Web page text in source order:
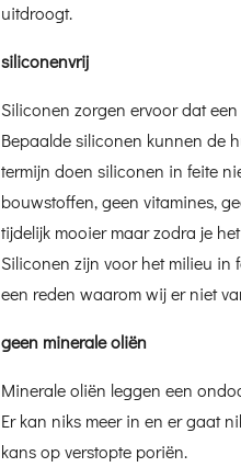
uitdroogt.
siliconenvrij
Siliconen zorgen ervoor dat
Bepaalde siliconen kunnen de
termijn doen siliconen in feite
bouwstoffen, geen vitamines,
tijdelijk mooier maar zodra je
Siliconen zijn voor het milieu in
een reden waarom wij er niet
geen minerale oliën
Minerale oliën leggen een
Er kan niks meer in en er gaat
kans op verstopte poriën.